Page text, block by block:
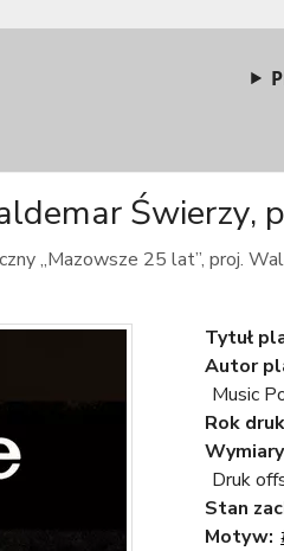
Świerzy,
„Mazowsze 25 lat”, proj.
Tytuł
Autor
Music
Rok
Druk
Stan
Motyw: